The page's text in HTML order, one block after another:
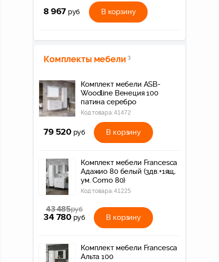
8 967 руб В корзину
Комплекты мебели 3
Комплект мебели ASB-
Woodline Венеция 100
патина серебро
Код товара:41472
79 520 руб В корзину
Комплект мебели Francesca
Адажио 80 белый (3дв.+1ящ,
ум. Como 80)
Код товара:41225
43 485руб
34 780 руб В корзину
Комплект мебели Francesca
Альта 100